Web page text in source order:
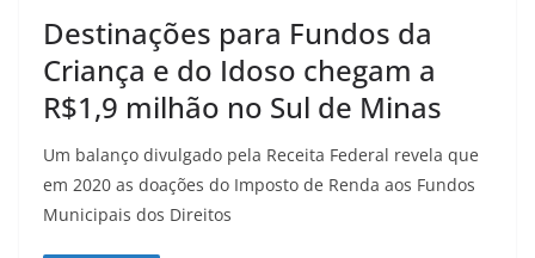
Destinações para Fundos da
Criança e do Idoso chegam a
R$1,9 milhão no Sul de Minas
Um balanço divulgado pela Receita Federal revela que
em 2020 as doações do Imposto de Renda aos Fundos
Municipais dos Direitos